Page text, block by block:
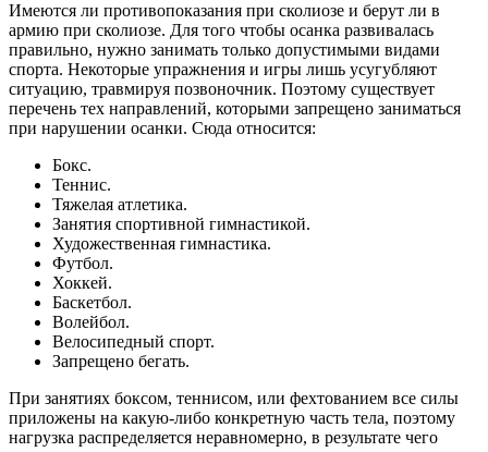
Имеются ли противопоказания при сколиозе и берут ли в
армию при сколиозе. Для того чтобы осанка развивалась
правильно, нужно занимать только допустимыми видами
спорта. Некоторые упражнения и игры лишь усугубляют
ситуацию, травмируя позвоночник. Поэтому существует
перечень тех направлений, которыми запрещено заниматься
при нарушении осанки. Сюда относится:
Бокс.
Теннис.
Тяжелая атлетика.
Занятия спортивной гимнастикой.
Художественная гимнастика.
Футбол.
Хоккей.
Баскетбол.
Волейбол.
Велосипедный спорт.
Запрещено бегать.
При занятиях боксом, теннисом, или фехтованием все силы
приложены на какую-либо конкретную часть тела, поэтому
нагрузка распределяется неравномерно, в результате чего